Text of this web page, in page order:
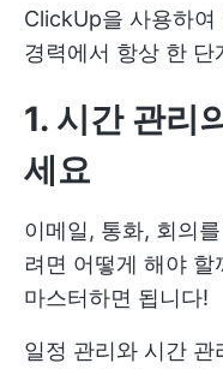
ClickUp을 사용하여
경력에서 항상 한
1. 시간 관리
세요
이메일, 통화, 회의
려면 어떻게 해야
마스터하면 됩니다!
일정 관리와 시간 관